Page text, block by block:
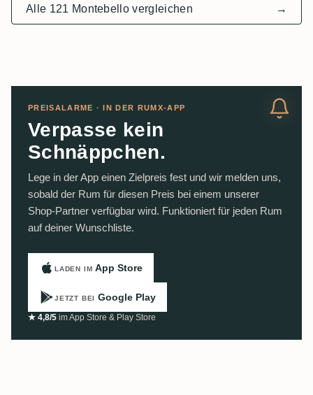
Alle 121 Montebello vergleichen →
PREISALARME · IN DER RUMX-APP
Verpasse kein
Schnäppchen.
Lege in der App einen Zielpreis fest und wir melden uns,
sobald der Rum für diesen Preis bei einem unserer
Shop-Partner verfügbar wird. Funktioniert für jeden Rum
auf deiner Wunschliste.
LADEN IM App Store
JETZT BEI Google Play
★ 4,8/5 im App Store & Play Store